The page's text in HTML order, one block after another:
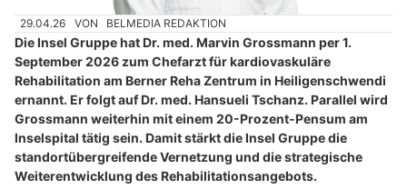
29.04.26 VON BELMEDIA REDAKTION
Die Insel Gruppe hat Dr. med. Marvin Grossmann per 1.
September 2026 zum Chefarzt für kardiovaskuläre
Rehabilitation am Berner Reha Zentrum in Heiligenschwendi
ernannt. Er folgt auf Dr. med. Hansueli Tschanz. Parallel wird
Grossmann weiterhin mit einem 20-Prozent-Pensum am
Inselspital tätig sein. Damit stärkt die Insel Gruppe die
standortübergreifende Vernetzung und die strategische
Weiterentwicklung des Rehabilitationsangebots.